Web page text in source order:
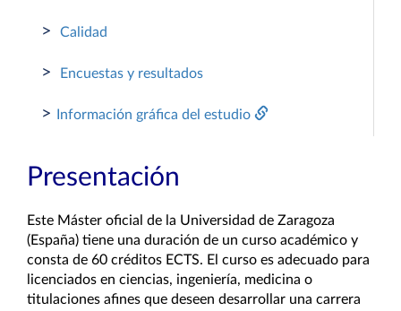
> Calidad
> Encuestas y resultados
> Información gráfica del estudio
Presentación
Este Máster oficial de la Universidad de Zaragoza
(España) tiene una duración de un curso académico y
consta de 60 créditos ECTS. El curso es adecuado para
licenciados en ciencias, ingeniería, medicina o
titulaciones afines que deseen desarrollar una carrera